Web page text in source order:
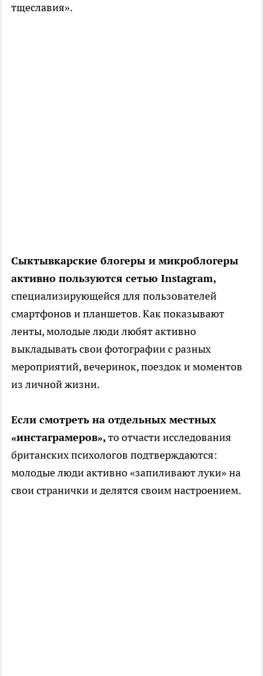
тщеславия».
Сыктывкарские блогеры и микроблогеры
активно пользуются сетью Instagram,
специализирующейся для пользователей
смартфонов и планшетов. Как показывают
ленты, молодые люди любят активно
выкладывать свои фотографии с разных
мероприятий, вечеринок, поездок и моментов
из личной жизни.
Если смотреть на отдельных местных
«инстаграмеров»,то отчасти исследования
британских психологов подтверждаются:
молодые люди активно «запиливают луки» на
свои странички и делятся своим настроением.